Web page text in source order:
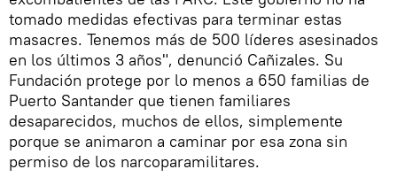
tomado medidas efectivas para terminar estas
masacres. Tenemos más de 500 líderes asesinados
en los últimos 3 años", denunció Cañizales. Su
Fundación protege por lo menos a 650 familias de
Puerto Santander que tienen familiares
desaparecidos, muchos de ellos, simplemente
porque se animaron a caminar por esa zona sin
permiso de los narcoparamilitares.